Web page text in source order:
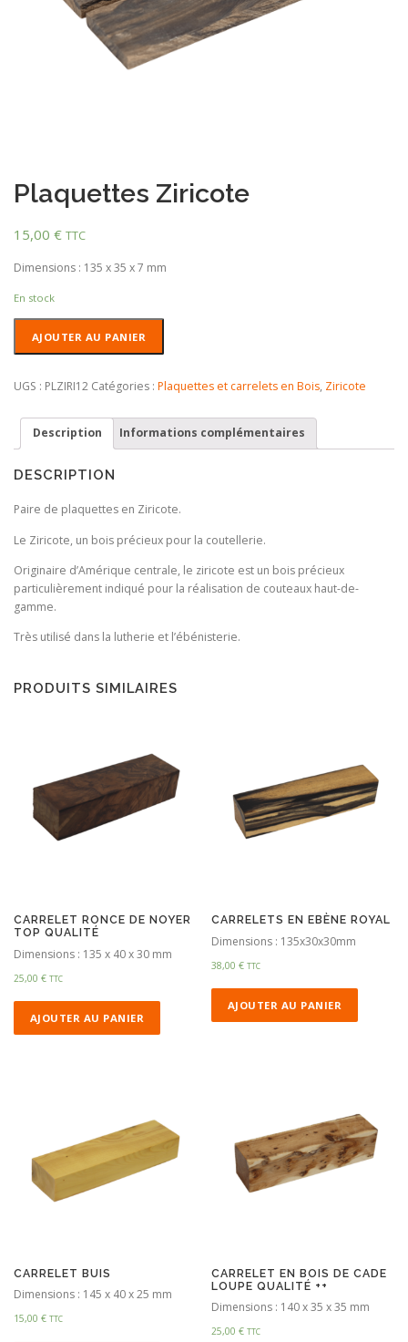
Plaquettes Ziricote
15,00 € TTC
Dimensions : 135 x 35 x 7 mm
En stock
Ziricote
AJOUTER AU PANIER
UGS : PLZIRI12 Catégories : Plaquettes et carrelets en Bois, Ziricote
Description Informations complémentaires
DESCRIPTION
Paire de plaquettes en Ziricote.
Le Ziricote, un bois précieux pour la coutellerie.
Originaire d’Amérique centrale, le ziricote est un bois précieux
particulièrement indiqué pour la réalisation de couteaux haut-de-
gamme.
Très utilisé dans la lutherie et l’ébénisterie.
PRODUITS SIMILAIRES
CARRELET RONCE DE NOYER
TOP QUALITÉ
Dimensions : 135 x 40 x 30 mm
25,00 € TTC
AJOUTER AU PANIER
CARRELETS EN EBÈNE ROYAL
Dimensions : 135x30x30mm
38,00€ TTC
AJOUTER AU PANIER
CARRELET BUIS
Dimensions : 145 x 40 x 25 mm
15,00 € TTC
CARRELET EN BOIS DE CADE
LOUPE QUALITÉ ++
Dimensions : 140 x 35 x 35 mm
25,00€ TTC